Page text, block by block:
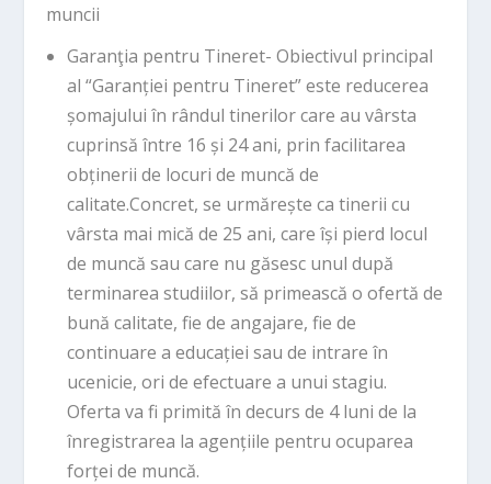
muncii
Garanţia pentru Tineret- Obiectivul principal
al “Garanției pentru Tineret” este reducerea
șomajului în rândul tinerilor care au vârsta
cuprinsă între 16 și 24 ani, prin facilitarea
obținerii de locuri de muncă de
calitate.Concret, se urmărește ca tinerii cu
vârsta mai mică de 25 ani, care își pierd locul
de muncă sau care nu găsesc unul după
terminarea studiilor, să primească o ofertă de
bună calitate, fie de angajare, fie de
continuare a educației sau de intrare în
ucenicie, ori de efectuare a unui stagiu.
Oferta va fi primită în decurs de 4 luni de la
înregistrarea la agențiile pentru ocuparea
forței de muncă.